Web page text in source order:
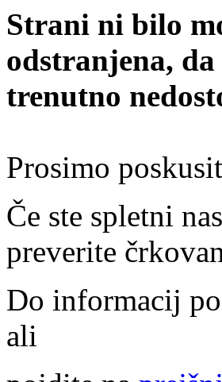
Strani ni bilo
odstranjena,
trenutno
Prosimo
Če ste spletni
preverite
Do informacij
ali